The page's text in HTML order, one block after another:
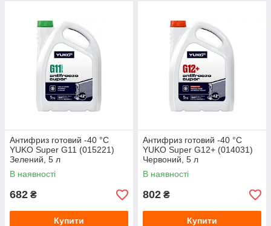
Антифриз готовий -40 °C
YUKO Super G11 (015221)
Зелений, 5 л
В наявності
682 ₴
Купити
Антифриз готовий -40 °C
YUKO Super G12+ (014031)
Червоний, 5 л
В наявності
802 ₴
Купити